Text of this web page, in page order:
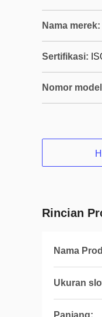
Nama merek:
Sertifikasi:
Nomor
Rincian
Nama
Ukuran
Panjang: